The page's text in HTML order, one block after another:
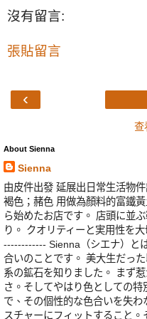
沒有留言:
張貼留言
‹
查
About Sienna
Sienna
由皮件出發 延展出日常生活物
褐色；赭色 用做為顏料的富鐵
ら始めたお店です。 店頭に並
り。 クオリティーと実用性を
------------ Sienna（シエナ）と
合いのことです。 美大生だっ
系の鉱石を知りました。 まず
さ。そしてやはり色としての
で、その個性的な色合いを失
スチャーにフィットすること